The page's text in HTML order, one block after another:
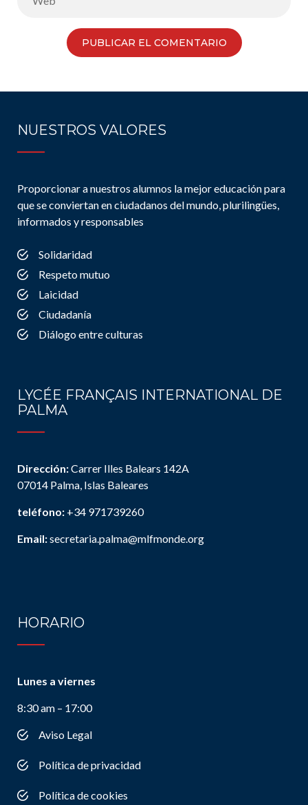
NUESTROS VALORES
Proporcionar a nuestros alumnos la mejor educación para
que se conviertan en ciudadanos del mundo, plurilingües,
informados y responsables
Solidaridad
Respeto mutuo
Laicidad
Ciudadanía
Diálogo entre culturas
LYCÉE FRANÇAIS INTERNATIONAL DE
PALMA
Dirección:Carrer Illes Balears 142A
07014 Palma, Islas Baleares
teléfono: +34 971739260
Email:secretaria.palma@mlfmonde.org
HORARIO
Lunes a viernes
8:30 am – 17:00
Aviso Legal
Política de privacidad
Política de cookies